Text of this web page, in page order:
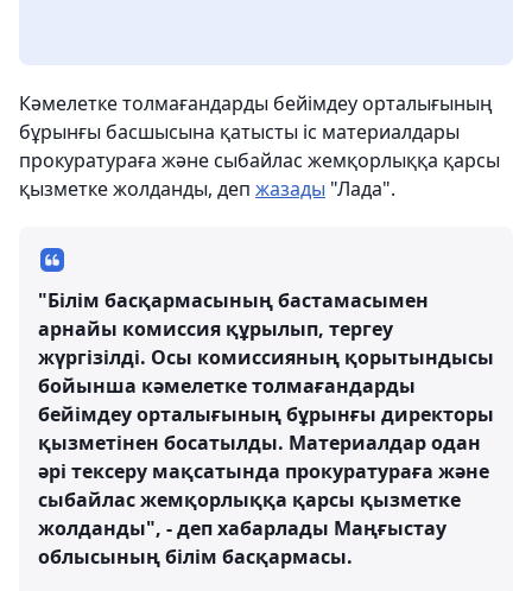
Кәмелетке толмағандарды бейімдеу орталығының
бұрынғы басшысына қатысты іс материалдары
прокуратураға және сыбайлас жемқорлыққа қарсы
қызметке жолданды, деп жазады "Лада".
"Білім басқармасының бастамасымен
арнайы комиссия құрылып, тергеу
жүргізілді. Осы комиссияның қорытындысы
бойынша кәмелетке толмағандарды
бейімдеу орталығының бұрынғы директоры
қызметінен босатылды. Материалдар одан
әрі тексеру мақсатында прокуратураға және
сыбайлас жемқорлыққа қарсы қызметке
жолданды", - деп хабарлады Маңғыстау
облысының білім басқармасы.